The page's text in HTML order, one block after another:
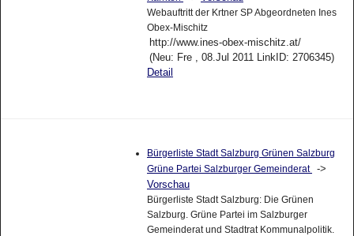
Webauftritt der Krtner SP Abgeordneten Ines
Obex-Mischitz
http://www.ines-obex-mischitz.at/
(Neu: Fre , 08.Jul 2011 LinkID: 2706345)
Detail
Bürgerliste Stadt Salzburg Grünen Salzburg
Grüne Partei Salzburger Gemeinderat ->
Vorschau
Bürgerliste Stadt Salzburg: Die Grünen
Salzburg. Grüne Partei im Salzburger
Gemeinderat und Stadtrat Kommunalpolitik.